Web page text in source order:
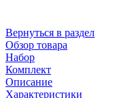
Вернуться в раздел
Обзор товара
Набор
Комплект
Описание
Характеристики